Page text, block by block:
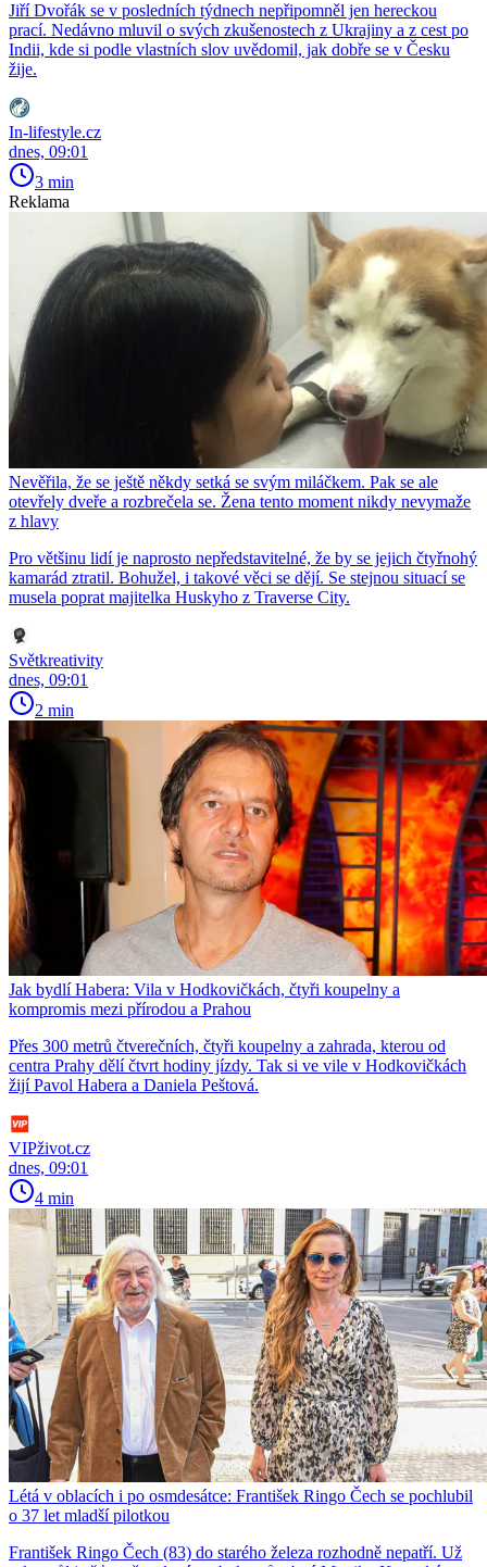
Jiří Dvořák se v posledních týdnech nepřipomněl jen hereckou
prací. Nedávno mluvil o svých zkušenostech z Ukrajiny a z cest po
Indii, kde si podle vlastních slov uvědomil, jak dobře se v Česku
žije.
In-lifestyle.cz
dnes, 09:01
3 min
Reklama
Nevěřila, že se ještě někdy setká se svým miláčkem. Pak se ale
otevřely dveře a rozbrečela se. Žena tento moment nikdy nevymaže
z hlavy
Pro většinu lidí je naprosto nepředstavitelné, že by se jejich čtyřnohý
kamarád ztratil. Bohužel, i takové věci se dějí. Se stejnou situací se
musela poprat majitelka Huskyho z Traverse City.
Světkreativity
dnes, 09:01
2 min
Jak bydlí Habera: Vila v Hodkovičkách, čtyři koupelny a
kompromis mezi přírodou a Prahou
Přes 300 metrů čtverečních, čtyři koupelny a zahrada, kterou od
centra Prahy dělí čtvrt hodiny jízdy. Tak si ve vile v Hodkovičkách
žijí Pavol Habera a Daniela Peštová.
VIPživot.cz
dnes, 09:01
4 min
Létá v oblacích i po osmdesátce: František Ringo Čech se pochlubil
o 37 let mladší pilotkou
František Ringo Čech (83) do starého železa rozhodně nepatří. Už